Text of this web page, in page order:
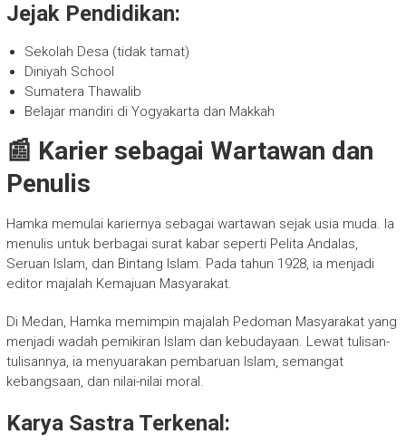
Jejak Pendidikan:
Sekolah Desa (tidak tamat)
Diniyah School
Sumatera Thawalib
Belajar mandiri di Yogyakarta dan Makkah
📰 Karier sebagai Wartawan dan
Penulis
Hamka memulai kariernya sebagai wartawan sejak usia muda. Ia
menulis untuk berbagai surat kabar seperti Pelita Andalas,
Seruan Islam, dan Bintang Islam. Pada tahun 1928, ia menjadi
editor majalah Kemajuan Masyarakat.
Di Medan, Hamka memimpin majalah Pedoman Masyarakat yang
menjadi wadah pemikiran Islam dan kebudayaan. Lewat tulisan-
tulisannya, ia menyuarakan pembaruan Islam, semangat
kebangsaan, dan nilai-nilai moral.
Karya Sastra Terkenal: